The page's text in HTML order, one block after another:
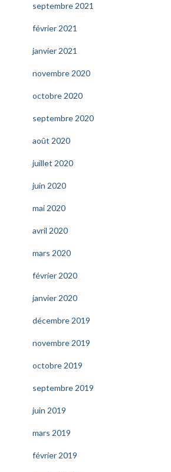
septembre 2021
février 2021
janvier 2021
novembre 2020
octobre 2020
septembre 2020
août 2020
juillet 2020
juin 2020
mai 2020
avril 2020
mars 2020
février 2020
janvier 2020
décembre 2019
novembre 2019
octobre 2019
septembre 2019
juin 2019
mars 2019
février 2019